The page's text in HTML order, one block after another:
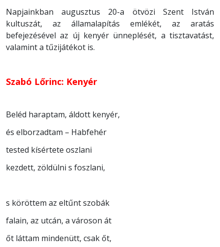
Napjainkban augusztus 20-a ötvözi Szent István
kultuszát, az államalapítás emlékét, az aratás
befejezésével az új kenyér ünneplését, a tisztavatást,
valamint a tűzijátékot is.
Szabó Lőrinc: Kenyér
Beléd haraptam, áldott kenyér,
és elborzadtam – Habfehér
tested kísértete oszlani
kezdett, zöldülni s foszlani,
s köröttem az eltűnt szobák
falain, az utcán, a városon át
őt láttam mindenütt, csak őt,